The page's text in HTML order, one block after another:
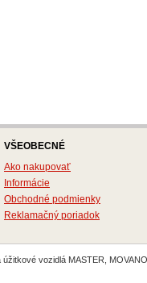
VŠEOBECNÉ
Ako nakupovať
Informácie
Obchodné podmienky
Reklamačný poriadok
vozidlá MASTER,